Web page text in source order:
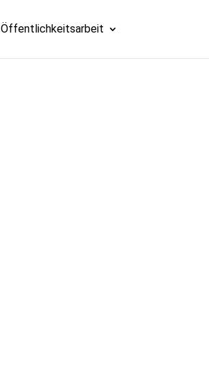
Öffentlichkeitsarbeit